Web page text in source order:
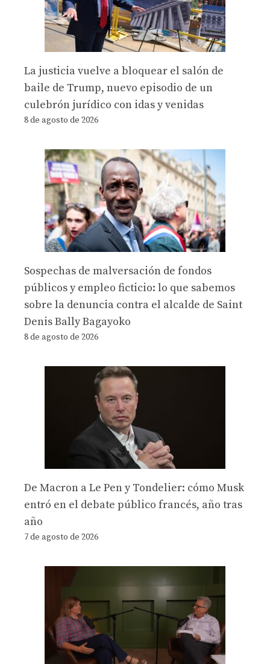
La justicia vuelve a bloquear el salón de
baile de Trump, nuevo episodio de un
culebrón jurídico con idas y venidas
8 de agosto de 2026
Sospechas de malversación de fondos
públicos y empleo ficticio: lo que sabemos
sobre la denuncia contra el alcalde de Saint
Denis Bally Bagayoko
8 de agosto de 2026
De Macron a Le Pen y Tondelier: cómo Musk
entró en el debate público francés, año tras
año
7 de agosto de 2026